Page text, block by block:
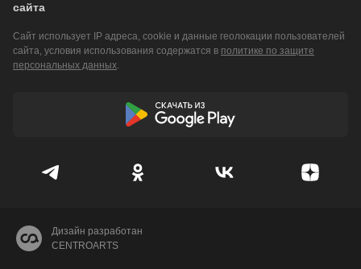
сайта
Сайт использует IP адреса, cookie и данные геолокации пользователей
сайта, условия использования содержатся в политике по защите
персональных данных.
Дизайн разработан
CENTROARTS